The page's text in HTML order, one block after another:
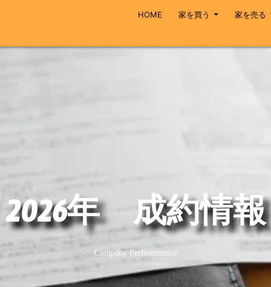
HOME 家を買う 家を売る
2026年 成約情報
- Company Perfonrmance -